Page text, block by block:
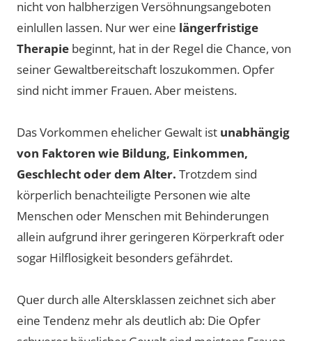
nicht von halbherzigen Versöhnungsangeboten
einlullen lassen. Nur wer eine längerfristige
Therapie beginnt, hat in der Regel die Chance, von
seiner Gewaltbereitschaft loszukommen. Opfer
sind nicht immer Frauen. Aber meistens.
Das Vorkommen ehelicher Gewalt ist unabhängig
von Faktoren wie Bildung, Einkommen,
Geschlecht oder dem Alter. Trotzdem sind
körperlich benachteiligte Personen wie alte
Menschen oder Menschen mit Behinderungen
allein aufgrund ihrer geringeren Körperkraft oder
sogar Hilflosigkeit besonders gefährdet.
Quer durch alle Altersklassen zeichnet sich aber
eine Tendenz mehr als deutlich ab: Die Opfer